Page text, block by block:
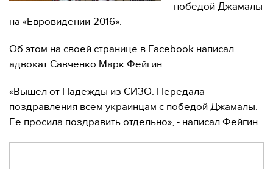
победой Джамалы
на «Евровидении-2016».
Об этом на своей странице в Facebook написал
адвокат Савченко Марк Фейгин.
«Вышел от Надежды из СИЗО. Передала
поздравления всем украинцам с победой Джамалы.
Ее просила поздравить отдельно», - написал Фейгин.